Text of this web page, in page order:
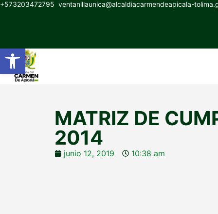
Abrir barra de herramientas
+573203472795 ventanillaunica@alcaldiacarmendeapicala-
MATRIZ DE
2014
junio 12, 2019 10:38 am